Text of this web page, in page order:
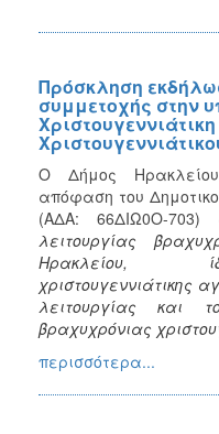
Πρόσκληση
συμμετοχής στην
Ο Δήμος
απόφαση του
(ΑΔΑ: 66ΔΙΩ0Ο-703)
λειτουργίας
Ηρακλείου,
χριστουγεννιάτικης
λειτουργίας και
βραχυχρόνιας
περισσότερα...